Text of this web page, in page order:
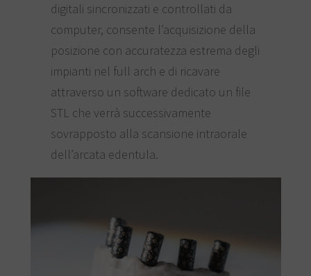
digitali sincronizzati e controllati da
computer, consente l’acquisizione della
posizione con accuratezza estrema degli
impianti nel full arch e di ricavare
attraverso un software dedicato un file
STL che verrà successivamente
sovrapposto alla scansione intraorale
dell’arcata edentula.